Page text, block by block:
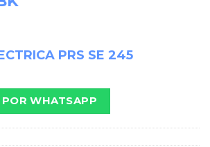
PRS SE 245
WHATSAPP